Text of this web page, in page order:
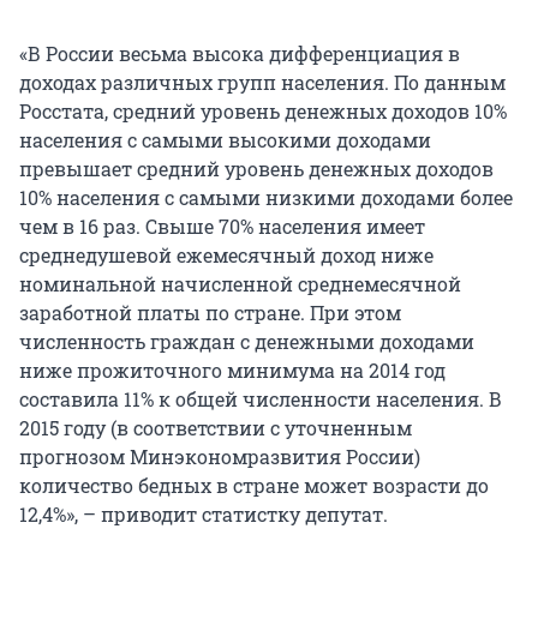
«В России весьма высока дифференциация в
доходах различных групп населения. По данным
Росстата, средний уровень денежных доходов 10%
населения с самыми высокими доходами
превышает средний уровень денежных доходов
10% населения с самыми низкими доходами более
чем в 16 раз. Свыше 70% населения имеет
среднедушевой ежемесячный доход ниже
номинальной начисленной среднемесячной
заработной платы по стране. При этом
численность граждан с денежными доходами
ниже прожиточного минимума на 2014 год
составила 11% к общей численности населения. В
2015 году (в соответствии с уточненным
прогнозом Минэкономразвития России)
количество бедных в стране может возрасти до
12,4%», – приводит статистку депутат.